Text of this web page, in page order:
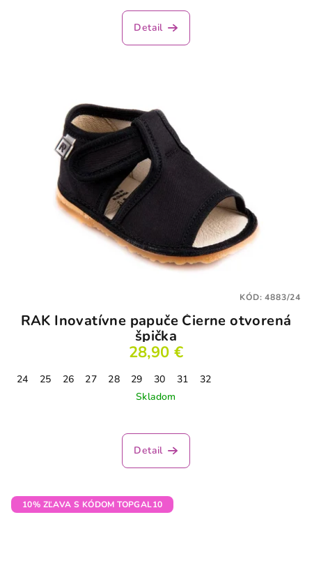
hodnotenie
produktu
Detail
RAK Inovatívne papuče Čierne otvorená
špička
28,90 €
24 25 26 27 28 29 30 31
32
Skladom
Detail
KÓD:4883/24
10% ZĽAVA S KÓDOM TOPGAL10